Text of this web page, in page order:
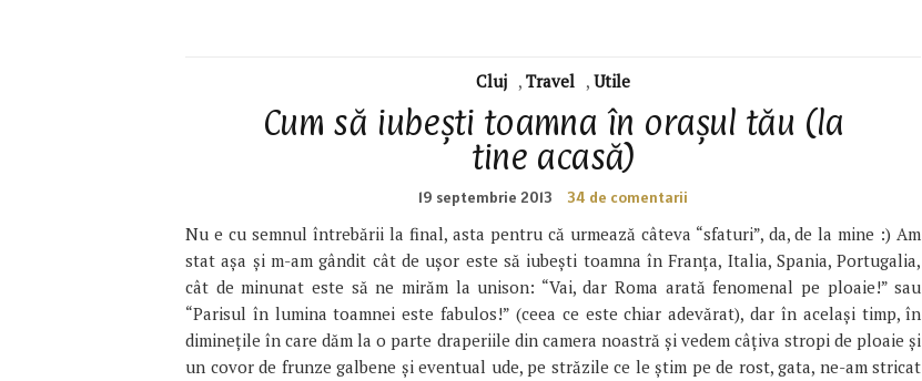
Cluj ,Travel ,Utile
Cum să iubești toamna în orașul tău (la
tine acasă)
19 septembrie 2013 34 de comentarii
Nu e cu semnul întrebării la final, asta pentru că urmează câteva “sfaturi”, da, de la mine :) Am
stat așa și m-am gândit cât de ușor este să iubești toamna în Franța, Italia, Spania, Portugalia,
cât de minunat este să ne mirăm la unison: “Vai, dar Roma arată fenomenal pe ploaie!” sau
“Parisul în lumina toamnei este fabulos!” (ceea ce este chiar adevărat), dar în același timp, în
diminețile în care dăm la o parte draperiile din camera noastră și vedem câțiva stropi de ploaie și
un covor de frunze galbene și eventual ude, pe străzile ce le știm pe de rost, gata, ne-am stricat